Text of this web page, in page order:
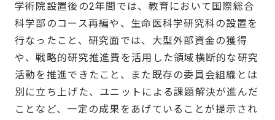
学術院設置後の2年間では、教育において国際総合
科学部のコース再編や、生命医科学研究科の設置を
行なったこと、研究面では、大型外部資金の獲得
や、戦略的研究推進費を活用した領域横断的な研究
活動を推進できたこと、また既存の委員会組織とは
別に立ち上げた、ユニットによる課題解決が進んだ
ことなど、一定の成果をあげていることが提示され